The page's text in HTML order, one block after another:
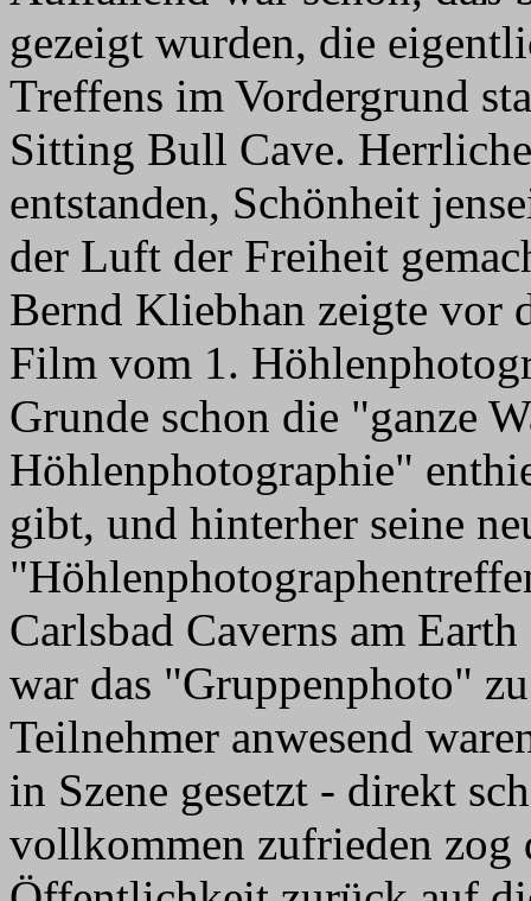
gezeigt wurden, die
Treffens im Vordergrund
Sitting Bull Cave.
entstanden, Schönheit
der Luft der Freiheit
Bernd Kliebhan zeigte vor
Film vom 1.
Grunde schon die "ganze
Höhlenphotographie"
gibt, und hinterher seine
Carlsbad Caverns am
war das "Gruppenphoto"
Teilnehmer anwesend
in Szene gesetzt - direkt
vollkommen zufrieden zog